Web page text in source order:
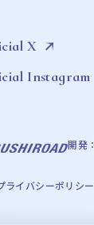
X
Instagram
開発：
ライバシーポリシー